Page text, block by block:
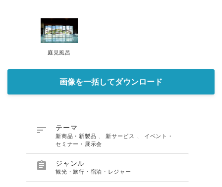
庭見風呂
画像を一括してダウンロード
 テーマ
新商品・新製品 新サービス
イベント・
セミナー・展示会
 ジャンル
観光・旅行・宿泊・レジャー